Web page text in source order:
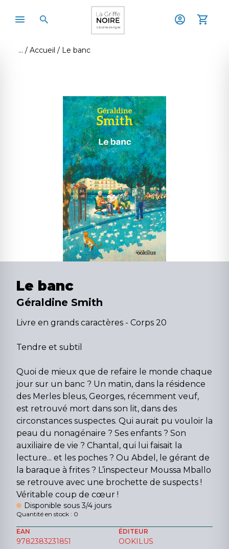
Accueil Le banc
Le banc
Géraldine Smith
Livre en grands caractères - Corps 20
Tendre et subtil
Quoi de mieux que de refaire le monde chaque
jour sur un banc ? Un matin, dans la résidence
des Merles bleus, Georges, récemment veuf,
est retrouvé mort dans son lit, dans des
circonstances suspectes. Qui aurait pu vouloir la
peau du nonagénaire ? Ses enfants ? Son
auxiliaire de vie ? Chantal, qui lui faisait la
lecture... et les poches ? Ou Abdel, le gérant de
la baraque à frites ? L’inspecteur Moussa Mballo
se retrouve avec une brochette de suspects !
Véritable coup de cœur !
Disponible sous 3/4 jours
Quantité en stock : 0
EAN
9782383231851
ÉDITEUR
OOKILUS